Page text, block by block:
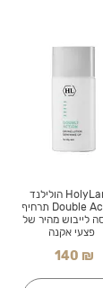
HolyLand הולילנד
Double Action תרחיף
לייבוש מהיר של
פצעי אקנה
140 ₪